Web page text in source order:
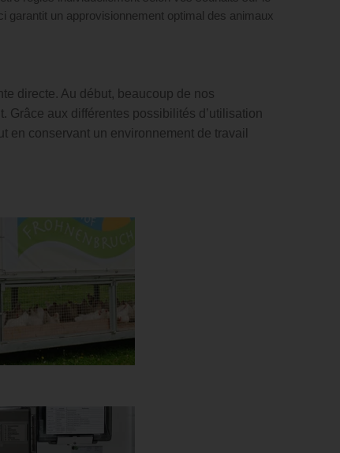
garantit un approvisionnement optimal des animaux
directe. Au début, beaucoup de nos
Grâce aux différentes possibilités d’utilisation
en conservant un environnement de travail